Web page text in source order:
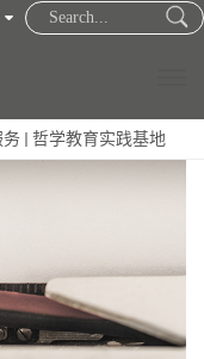
务 哲学教育实践基地